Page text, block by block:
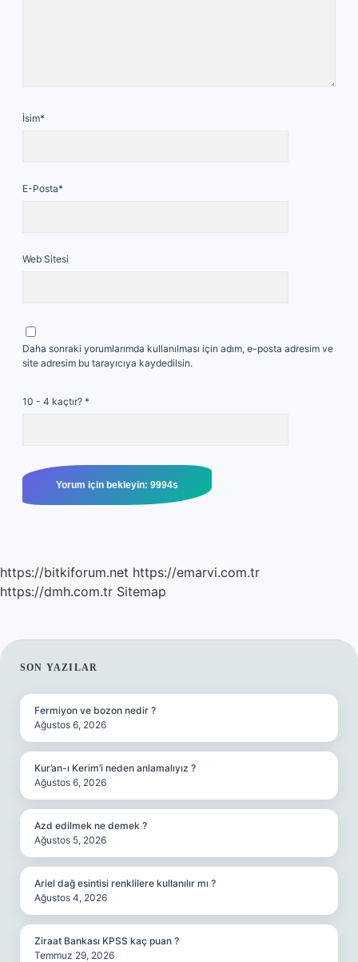
İsim*
E-Posta*
Web Sitesi
Daha sonraki yorumlarımda kullanılması için adım, e-posta adresim ve
site adresim bu tarayıcıya kaydedilsin.
10 - 4 kaçtır? *
https://bitkiforum.net https://emarvi.com.tr
https://dmh.com.tr Sitemap
SIDEBAR
SON YAZILAR
Fermiyon ve bozon nedir ?
Ağustos 6, 2026
Kur’an-ı Kerim’i neden anlamalıyız ?
Ağustos 6, 2026
Azd edilmek ne demek ?
Ağustos 5, 2026
Ariel dağ esintisi renklilere kullanılır mı ?
Ağustos 4, 2026
Ziraat Bankası KPSS kaç puan ?
Temmuz 29, 2026